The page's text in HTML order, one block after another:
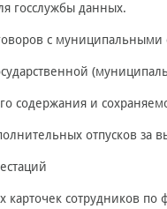
госслужбы данных.
с
содержания и
отпусков
карточек сотрудников по